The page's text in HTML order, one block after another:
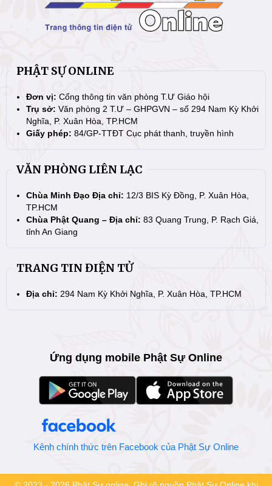
PHẬT SỰ ONLINE
Đơn vị: Cổng thông tin văn phòng T.Ư Giáo hội
Trụ sở: Văn phòng 2 T.Ư – GHPGVN – số 294 Nam Kỳ Khởi
Nghĩa, P. Xuân Hòa, TP.HCM
Giấy phép: 84/GP-TTĐT Cục phát thanh, truyền hình
VĂN PHÒNG LIÊN LẠC
Chùa Minh Đạo Địa chỉ: 12/3 BIS Kỳ Đồng, P. Xuân Hòa,
TP.HCM
Chùa Phật Quang – Địa chỉ: 83 Quang Trung, P. Rạch Giá,
tỉnh An Giang
TRANG TIN ĐIỆN TỬ
Địa chỉ: 294 Nam Kỳ Khởi Nghĩa, P. Xuân Hòa, TP.HCM
Ứng dụng mobile Phật Sự Online
Kênh chính thức trên Facebook của Phật Sự Online